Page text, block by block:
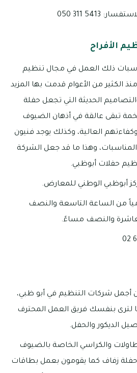
5413 311 050
الأفراح
ذلك العمل في مجال تنظيم
الكثير من الأعوام قدمت بها المزيد
والتصاميم الحديثة التي تجعل حفلة
تبقى عالقة في أذهان الضيوف
العالية، وكذلك يوجد فنيون
وهذا ما قد جعل الشركة
حفلات أبوظبي.
أبوظبي الوطني للمعارض.
من الساعة التاسعة والنصف
والنصف مساءً.
أجمل شركات التنظيم في أبو ظبي،
لترى بنفسك فريق العمل المحترف
الديكور والحفل.
والكراسي الخاصة بالضيوف
حفلة زفاف كما يقومون بعمل بطاقات